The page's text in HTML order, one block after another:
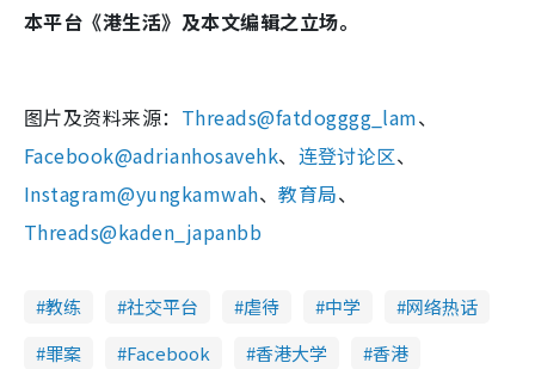
本平台《港生活》及本文编辑之立场。
图片及资料来源： Threads@fatdogggg_lam、
Facebook@adrianhosavehk、 连登讨论区、
Instagram@yungkamwah、教育局、
Threads@kaden_japanbb
教练 社交平台 虐待 中学
网络热话
罪案
Facebook 香港大学
香港